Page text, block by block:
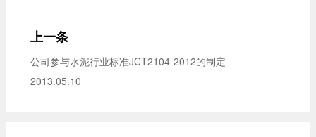
上一条
公司参与水泥行业标准JCT2104-2012的制定
2013.05.10